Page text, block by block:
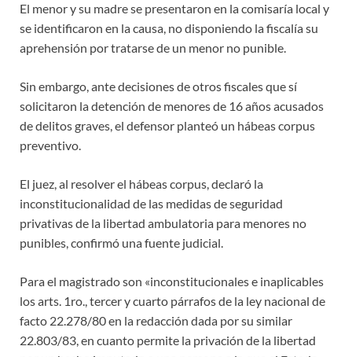
El menor y su madre se presentaron en la comisaría local y
se identificaron en la causa, no disponiendo la fiscalía su
aprehensión por tratarse de un menor no punible.
Sin embargo, ante decisiones de otros fiscales que sí
solicitaron la detención de menores de 16 años acusados
de delitos graves, el defensor planteó un hábeas corpus
preventivo.
El juez, al resolver el hábeas corpus, declaró la
inconstitucionalidad de las medidas de seguridad
privativas de la libertad ambulatoria para menores no
punibles, confirmó una fuente judicial.
Para el magistrado son «inconstitucionales e inaplicables
los arts. 1ro., tercer y cuarto párrafos de la ley nacional de
facto 22.278/80 en la redacción dada por su similar
22.803/83, en cuanto permite la privación de la libertad